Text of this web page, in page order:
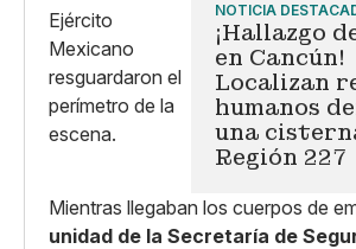
NOTICIA
¡Hallazgo
en Cancún!
Localizan
humanos
una
Región 227
Mientras llegaban los cuerpos de
unidad de la Secretaría de